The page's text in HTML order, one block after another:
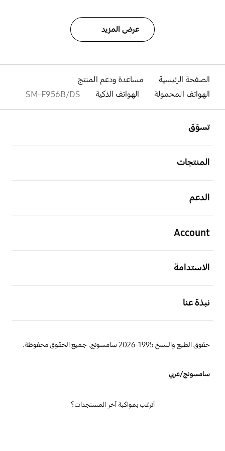
عرض المزيد
الصفحة الرئيسية
مساعدة ودعم المنتج
الهواتف المحمولة
الهواتف الذكية SM-F956B/DS
تسوّق
المنتجات
الدعم
Account
الاستدامة
نبذة عنا
حقوق الطبع والنسخ 1995-2026 سامسونج. جميع الحقوق محفوظة.
سامسونج/عربي
أترغب بمواكبة آخر المستجدات؟